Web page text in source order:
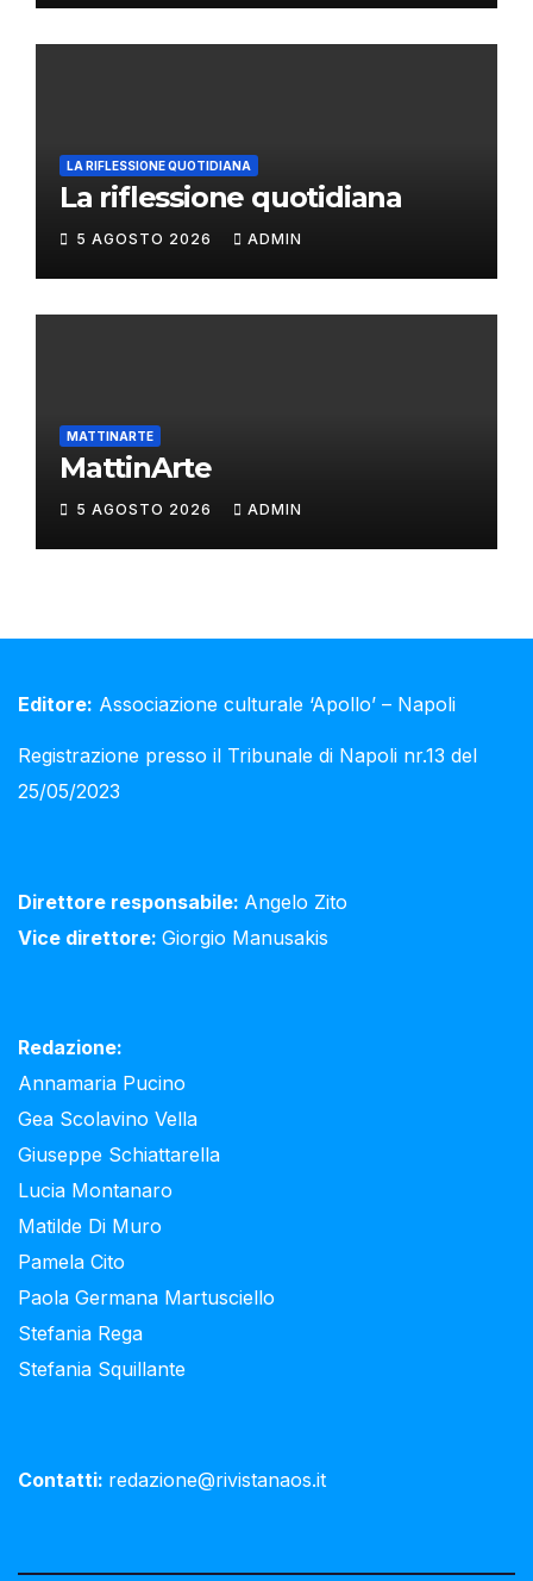
LA RIFLESSIONE QUOTIDIANA
La riflessione quotidiana
5 AGOSTO 2026 ADMIN
MATTINARTE
MattinArte
5 AGOSTO 2026 ADMIN
Editore: Associazione culturale ‘Apollo’ – Napoli
Registrazione presso il Tribunale di Napoli nr.13 del
25/05/2023
Direttore responsabile: Angelo Zito
Vice direttore: Giorgio Manusakis
Redazione:
Annamaria Pucino
Gea Scolavino Vella
Giuseppe Schiattarella
Lucia Montanaro
Matilde Di Muro
Pamela Cito
Paola Germana Martusciello
Stefania Rega
Stefania Squillante
Contatti: redazione@rivistanaos.it